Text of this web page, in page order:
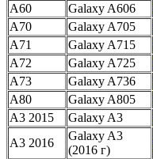
A60
Galaxy A606
A70
Galaxy A705
A71
Galaxy A715
A72
Galaxy A725
A73
Galaxy A736
A80
Galaxy A805
A3 2015
Galaxy A3
A3 2016
Galaxy A3
(2016 г)